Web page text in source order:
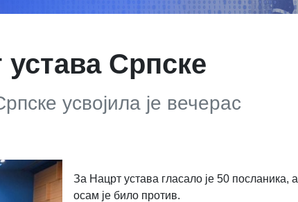
Српске
усвојила је вечерас
За Нацрт устава гласало је 50 посланика, а
осам је било против.